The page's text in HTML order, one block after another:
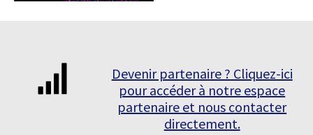
Devenir partenaire ? Cliquez-ici
pour accéder à notre espace
partenaire et nous contacter
directement.